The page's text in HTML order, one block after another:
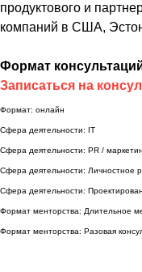
продуктового и
компаний в США,
Формат
Записаться на
Формат: онлайн
Сфера деятельности: IT
Сфера деятельности: PR /
Сфера деятельности: Личностное
Сфера деятельности:
Формат менторства: Длительное
Формат менторства: Разовая